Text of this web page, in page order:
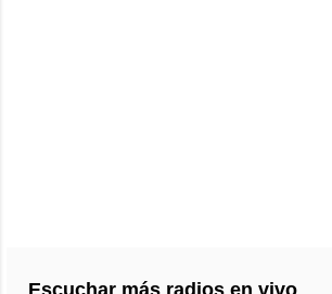
Escuchar más radios en vivo